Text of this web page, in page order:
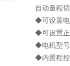
自动量程
◆可设置电
◆可设置正
◆电机型号
◆内置程控